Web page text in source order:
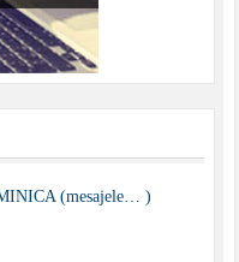
(mesajele… )